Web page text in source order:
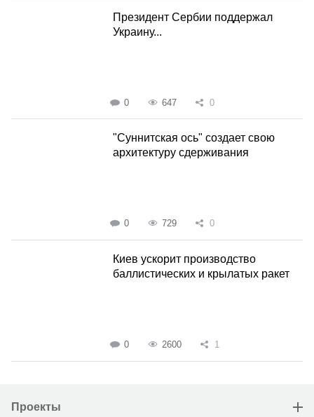
Президент Сербии поддержал
Украину...
0 647 0
"Суннитская ось" создает свою
архитектуру сдерживания
0 729 0
Киев ускорит производство
баллистических и крылатых ракет
0 2600 1
Проекты